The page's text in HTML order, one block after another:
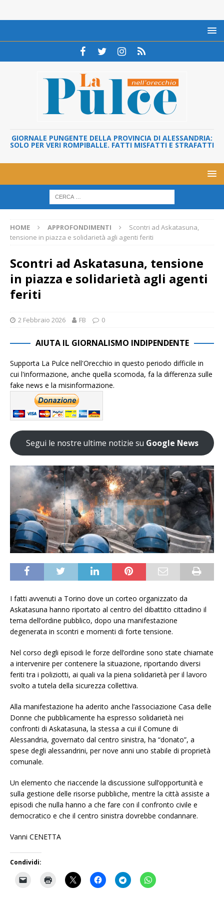
GIORNALE PUNGENTE DELLA PROVINCIA DI ALESSANDRIA:
SOLO PER VERI ROMPIBALLE. FATTI MISFATTI E STRAFATTI
HOME APPROFONDIMENTI
Scontri ad Askatasuna,
tensione in piazza e solidarietà agli agenti feriti
Scontri ad Askatasuna, tensione
in piazza e solidarietà agli agenti
feriti
2 Febbraio 2026 FB 0
AIUTA IL GIORNALISMO INDIPENDENTE
Supporta La Pulce nell'Orecchio in questo periodo difficile in
cui l'informazione, anche quella scomoda, fa la differenza sulle
fake news e la misinformazione.
Segui le nostre ultime notizie su Google News
I fatti avvenuti a Torino dove un corteo organizzato da
Askatasuna hanno riportato al centro del dibattito cittadino il
tema dell’ordine pubblico, dopo una manifestazione
degenerata in scontri e momenti di forte tensione.
Nel corso degli episodi le forze dell’ordine sono state chiamate
a intervenire per contenere la situazione, riportando diversi
feriti tra i poliziotti, ai quali va la piena solidarietà per il lavoro
svolto a tutela della sicurezza collettiva.
Alla manifestazione ha aderito anche l’associazione Casa delle
Donne che pubblicamente ha espresso solidarietà nei
confronti di Askatasuna, la stessa a cui il Comune di
Alessandria, governato dal centro sinistra, ha “donato”, a
spese degli alessandrini, per nove anni uno stabile di proprietà
comunale.
Un elemento che riaccende la discussione sull’opportunità e
sulla gestione delle risorse pubbliche, mentre la città assiste a
episodi che nulla hanno a che fare con il confronto civile e
democratico e che il centro sinistra dovrebbe condannare.
Vanni CENETTA
Condividi: